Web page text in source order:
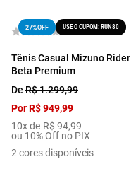
27%OFF USE O CUPOM: RUN80
Tênis Casual Mizuno Rider
Beta Premium
De R$1.299,99
PorR$949,99
10x de R$ 94,99
ou 10% Off no PIX
2cores disponíveis